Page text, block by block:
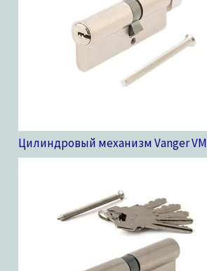
Цилиндровый механизм Vanger VM